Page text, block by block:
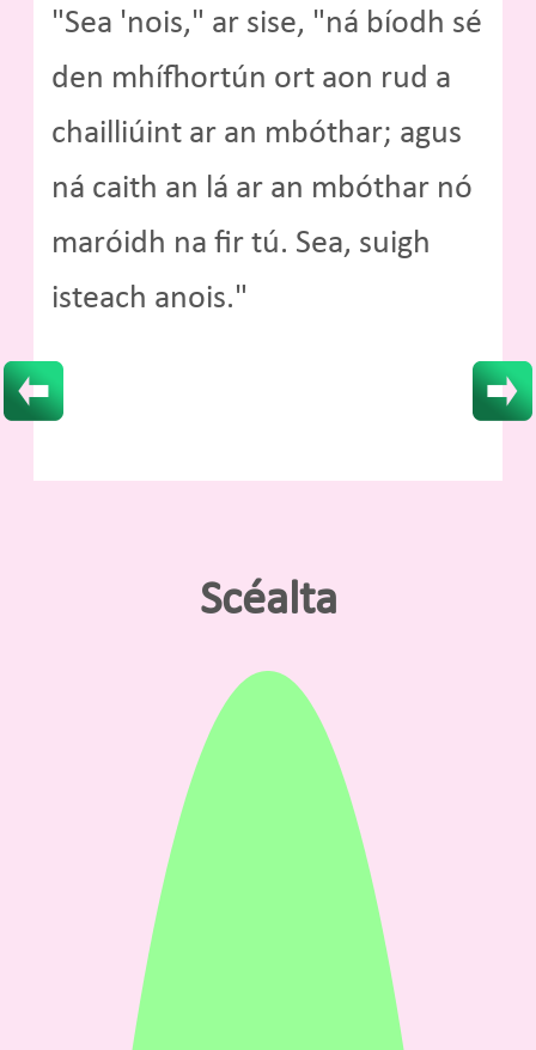
"Sea 'nois," ar sise, "ná bíodh sé
den mhífhortún ort aon rud a
chailliúint ar an mbóthar; agus
ná caith an lá ar an mbóthar nó
maróidh na fir tú. Sea, suigh
isteach anois."
Scéalta